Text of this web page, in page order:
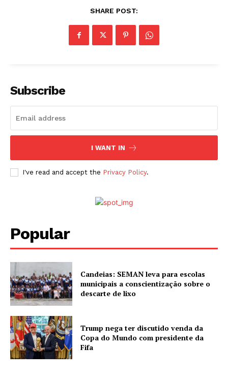
SHARE POST:
Subscribe
I WANT IN
I've read and accept the Privacy Policy.
Popular
Candeias: SEMAN leva para escolas
municipais a conscientização sobre o
descarte de lixo
Trump nega ter discutido venda da
Copa do Mundo com presidente da
Fifa